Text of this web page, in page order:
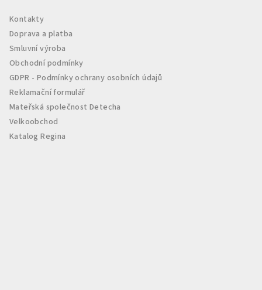
Kontakty
Doprava a platba
Smluvní výroba
Obchodní podmínky
GDPR - Podmínky ochrany osobních údajů
Reklamační formulář
Mateřská společnost Detecha
Velkoobchod
Katalog Regina